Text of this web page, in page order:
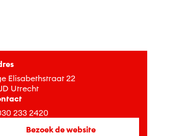
Elisabethstraat 22
Utrecht
233 2420
Bezoek de website